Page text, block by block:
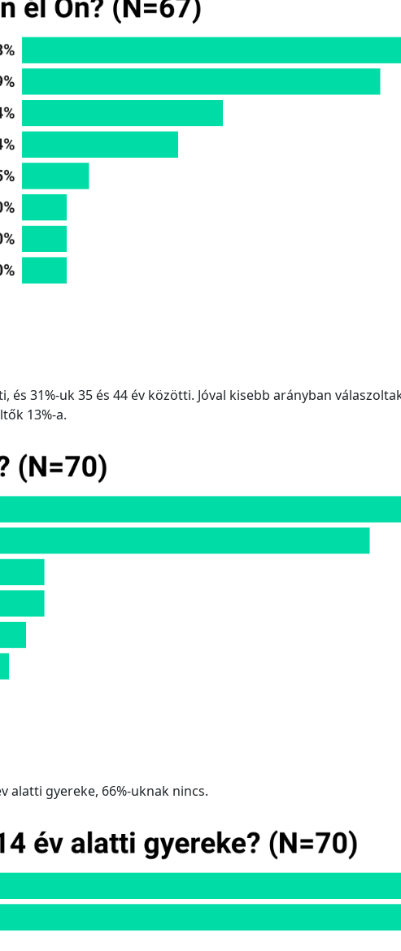
és 31%-uk 35 és 44 év közötti. Jóval kisebb arányban
13%-a.
alatti gyereke, 66%-uknak nincs.